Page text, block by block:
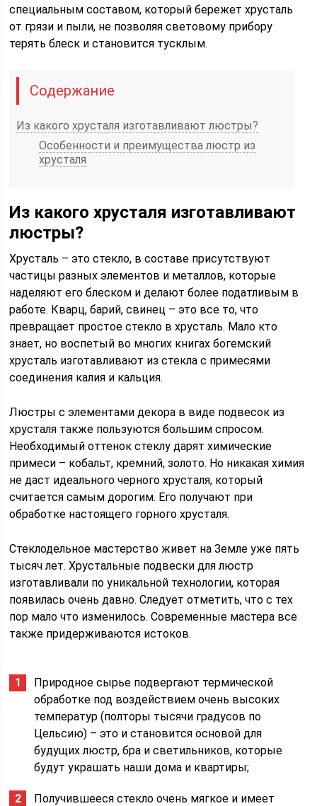
специальным составом, который бережет хрусталь
от грязи и пыли, не позволяя световому прибору
терять блеск и становится тусклым.
Содержание
Из какого хрусталя изготавливают люстры?
Особенности и преимущества люстр из
хрусталя
Из какого хрусталя изготавливают
люстры?
Хрусталь – это стекло, в составе присутствуют
частицы разных элементов и металлов, которые
наделяют его блеском и делают более податливым в
работе. Кварц, барий, свинец – это все то, что
превращает простое стекло в хрусталь. Мало кто
знает, но воспетый во многих книгах богемский
хрусталь изготавливают из стекла с примесями
соединения калия и кальция.
Люстры с элементами декора в виде подвесок из
хрусталя также пользуются большим спросом.
Необходимый оттенок стеклу дарят химические
примеси – кобальт, кремний, золото. Но никакая химия
не даст идеального черного хрусталя, который
считается самым дорогим. Его получают при
обработке настоящего горного хрусталя.
Стеклодельное мастерство живет на Земле уже пять
тысяч лет. Хрустальные подвески для люстр
изготавливали по уникальной технологии, которая
появилась очень давно. Следует отметить, что с тех
пор мало что изменилось. Современные мастера все
также придерживаются истоков.
Природное сырье подвергают термической
обработке под воздействием очень высоких
температур (полторы тысячи градусов по
Цельсию) – это и становится основой для
будущих люстр, бра и светильников, которые
будут украшать наши дома и квартиры;
Получившееся стекло очень мягкое и имеет